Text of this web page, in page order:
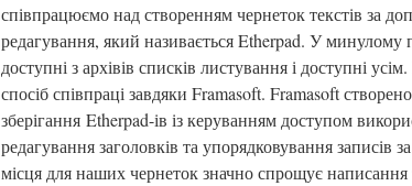
співпрацюємо над створенням чернеток текстів за
редагування, який називається Etherpad. У минулому
доступні з архівів списків листування і доступні
спосіб співпраці завдяки Framasoft. Framasoft
зберігання Etherpad-ів із керуванням доступом
редагування заголовків та упорядковування записів
місця для наших чернеток значно спрощує написання